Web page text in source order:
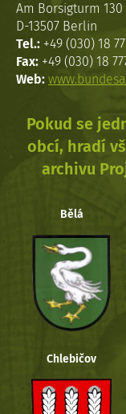
Am Borsigturm 130
D-13507 Berlin
Tel.: +49 (030) 18
Fax: +49 (030) 18
Web:
Pokud se
obcí, hradí
archivu
Bělá
Chlebičov